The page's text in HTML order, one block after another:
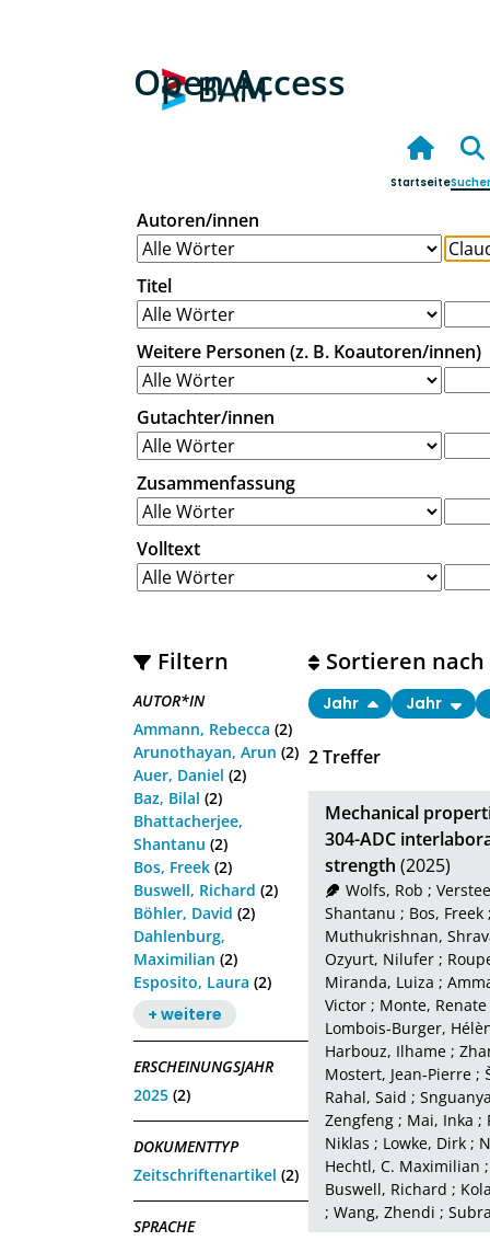
Open Access
Startseite
Autoren/innen
Titel
Weitere Personen (z. B. Koautoren/innen)
Gutachter/innen
Zusammenfassung
Volltext
Filtern
AUTOR*IN
Ammann, Rebecca (2)
Arunothayan, Arun (2)
Auer, Daniel (2)
Baz, Bilal (2)
Bhattacherjee,
Shantanu (2)
Bos, Freek (2)
Buswell, Richard (2)
Böhler, David (2)
Dahlenburg,
Maximilian (2)
Esposito, Laura (2)
+ weitere
ERSCHEINUNGSJAHR
2025 (2)
DOKUMENTTYP
Zeitschriftenartikel (2)
SPRACHE
2Treffer
Sortieren nach
Jahr Jahr
Mechanical
304-ADC
strength (2025)
Wolfs, Rob ;
Shantanu ; Bos, Freek
Muthukrishnan,
Ozyurt, Nilufer ;
Miranda, Luiza ;
Victor ; Monte, Renate
Lombois‑Burger,
Harbouz, Ilhame ;
Mostert, Jean‑Pierre ;
Rahal, Said ;
Zengfeng ; Mai, Inka ;
Niklas ; Lowke, Dirk ;
Hechtl, C. Maximilian
Buswell, Richard ;
; Wang, Zhendi ;